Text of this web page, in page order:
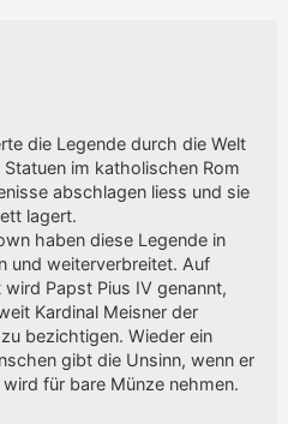
die Legende durch die Welt
im katholischen Rom
abschlagen liess und sie
lagert.
haben diese Legende in
und weiterverbreitet. Auf
Papst Pius IV genannt,
Kardinal Meisner der
bezichtigen. Wieder ein
gibt die Unsinn, wenn er
für bare Münze nehmen.